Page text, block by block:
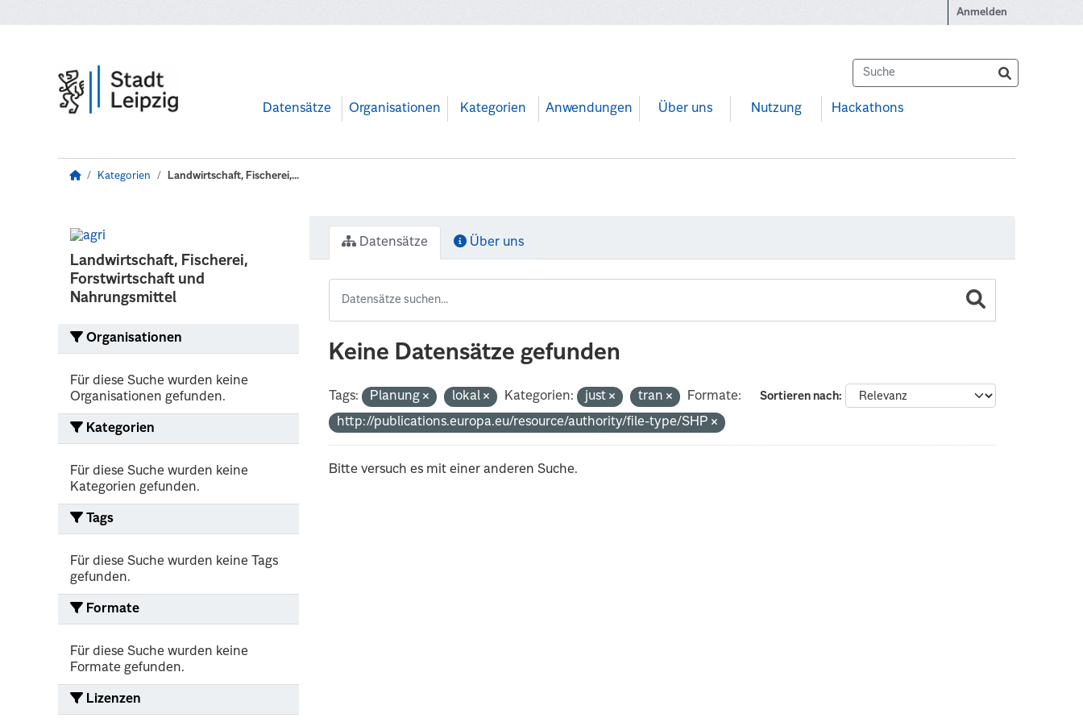
Anmelden
Datensätze Organisationen Kategorien Anwendungen Über uns Nutzung Hackathons
Kategorien Landwirtschaft, Fischerei,...
Landwirtschaft, Fischerei,
Forstwirtschaft und
Nahrungsmittel
Organisationen
Für diese Suche wurden keine
Organisationen gefunden.
Kategorien
Für diese Suche wurden keine
Kategorien gefunden.
Tags
Für diese Suche wurden keine Tags
gefunden.
Formate
Für diese Suche wurden keine
Formate gefunden.
Lizenzen
Datensätze Über uns
Keine Datensätze gefunden
Sortieren nach
Tags: Planung lokal Kategorien: just tran
Formate:
http://publications.europa.eu/resource/authority/file-type/SHP
Bitte versuch es mit einer anderen Suche.